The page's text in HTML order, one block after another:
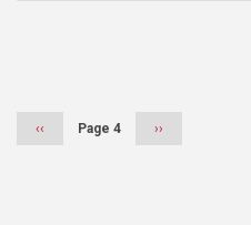
Previous
‹‹ Page 4
Next
››